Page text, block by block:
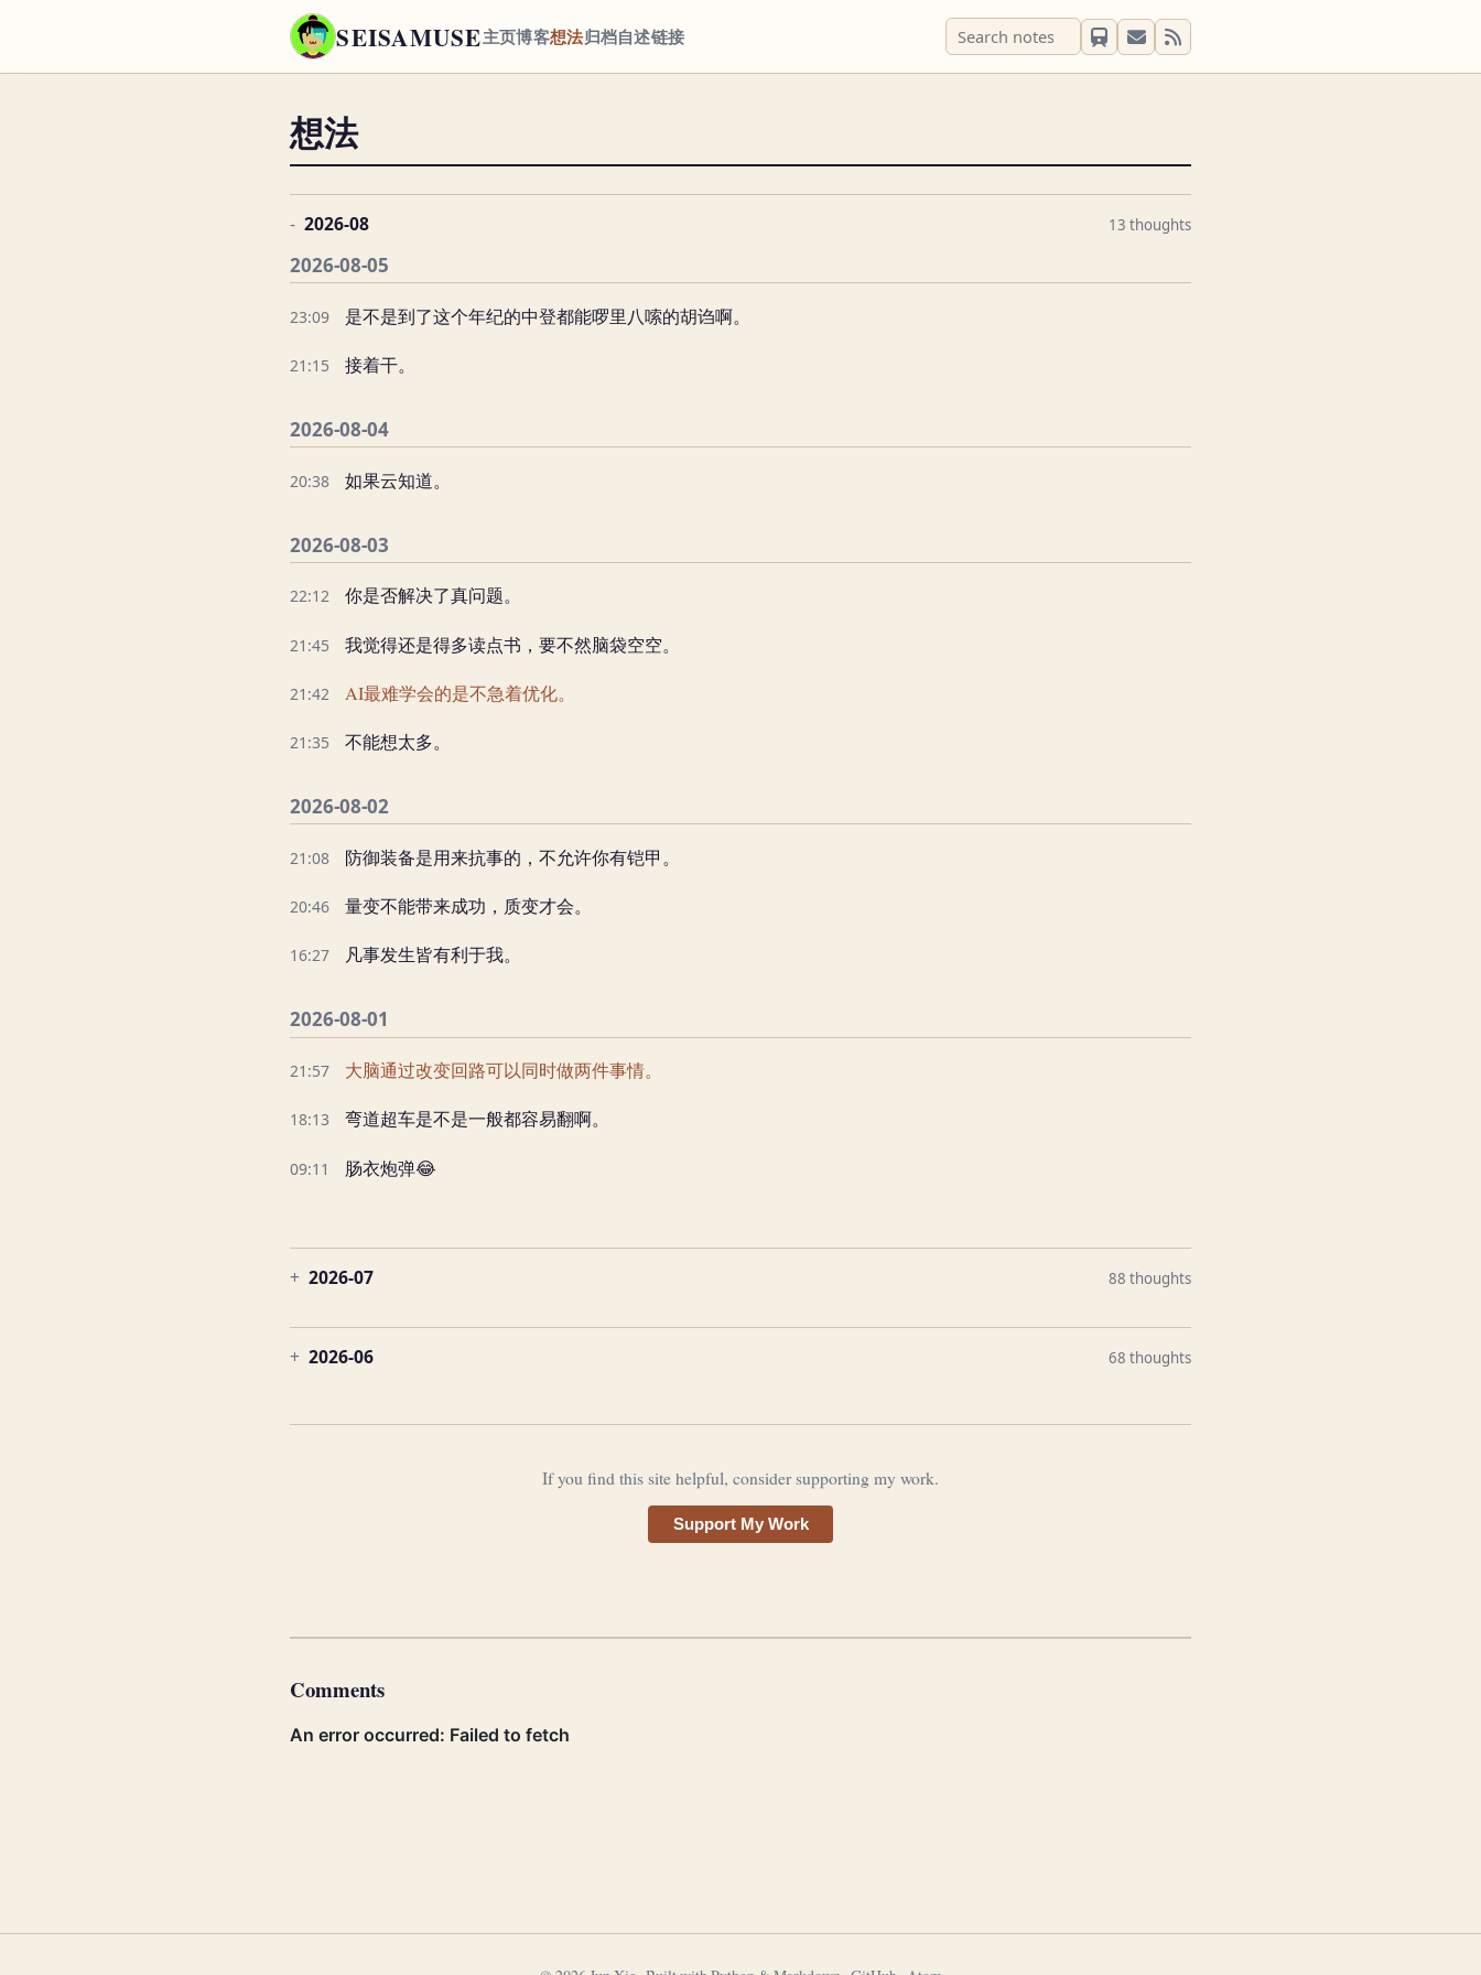
SEISAMUSE主页博客想法归档自述链接
想法
2026-08 13 thoughts
2026-08-05
23:09 是不是到了这个年纪的中登都能啰里八嗦的胡诌啊。
21:15 接着干。
2026-08-04
20:38 如果云知道。
2026-08-03
22:12 你是否解决了真问题。
21:45 我觉得还是得多读点书，要不然脑袋空空。
21:42 AI最难学会的是不急着优化。
21:35 不能想太多。
2026-08-02
21:08 防御装备是用来抗事的，不允许你有铠甲。
20:46 量变不能带来成功，质变才会。
16:27 凡事发生皆有利于我。
2026-08-01
21:57 大脑通过改变回路可以同时做两件事情。
18:13 弯道超车是不是一般都容易翻啊。
09:11 肠衣炮弹😂
2026-07 88 thoughts
2026-06 68 thoughts
If you find this site helpful, consider supporting my work.
Support My Work
Comments